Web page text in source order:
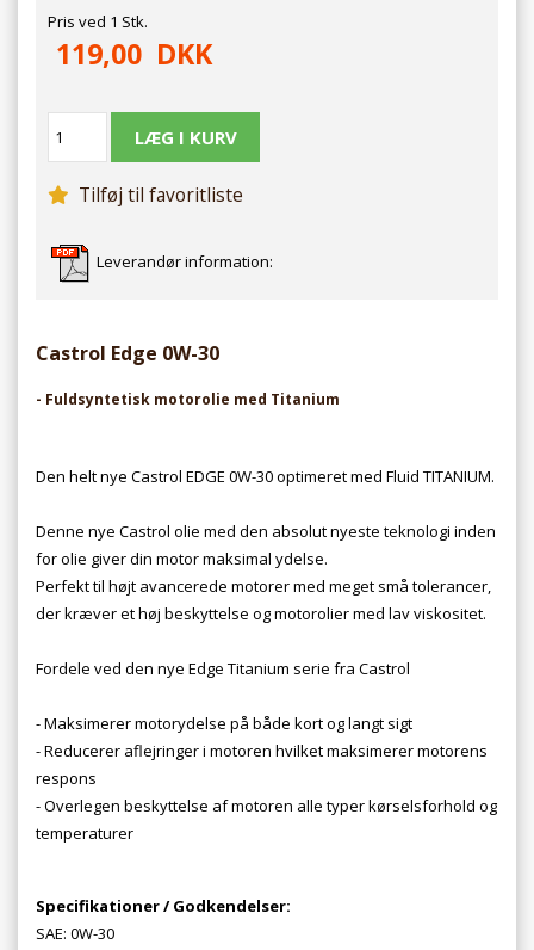
Pris ved 1 Stk.
119,00 DKK
Tilføj til favoritliste
Leverandør information:
Castrol Edge 0W-30
- Fuldsyntetisk motorolie med Titanium
Den helt nye Castrol EDGE 0W-30 optimeret med Fluid TITANIUM.
Denne nye Castrol olie med den absolut nyeste teknologi inden
for olie giver din motor maksimal ydelse.
Perfekt til højt avancerede motorer med meget små tolerancer,
der kræver et høj beskyttelse og motorolier med lav viskositet.
Fordele ved den nye Edge Titanium serie fra Castrol
- Maksimerer motorydelse på både kort og langt sigt
- Reducerer aflejringer i motoren hvilket maksimerer motorens
respons
- Overlegen beskyttelse af motoren alle typer kørselsforhold og
temperaturer
Specifikationer / Godkendelser:
SAE: 0W-30